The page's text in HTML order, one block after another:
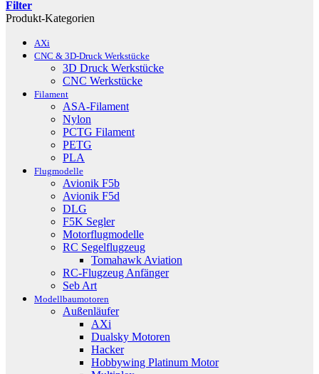
Filter
Produkt-Kategorien
AXi
CNC & 3D-Druck Werkstücke
3D Druck Werkstücke
CNC Werkstücke
Filament
ASA-Filament
Nylon
PCTG Filament
PETG
PLA
Flugmodelle
Avionik F5b
Avionik F5d
DLG
F5K Segler
Motorflugmodelle
RC Segelflugzeug
Tomahawk Aviation
RC-Flugzeug Anfänger
Seb Art
Modellbaumotoren
Außenläufer
AXi
Dualsky Motoren
Hacker
Hobbywing Platinum Motor